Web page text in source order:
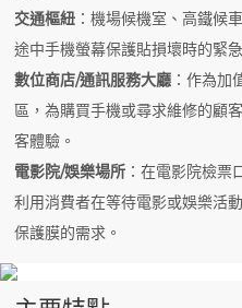
交通樞紐 ：機場候機室、高鐵候
途中手機螢幕保護貼損壞時的緊
數位商店/通訊服務大廳 ：作為加
區，為購買手機或尋求維修的顧
客體驗。
電影院/娛樂場所 ：在電影院檢票
利用消費者在等待電影或娛樂活
保護膜的需求。